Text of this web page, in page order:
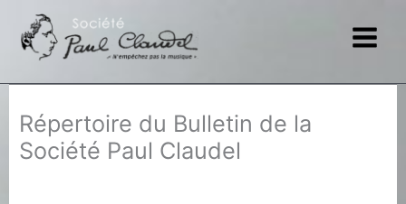
contenu
Répertoire du Bulletin de la
Société Paul Claudel